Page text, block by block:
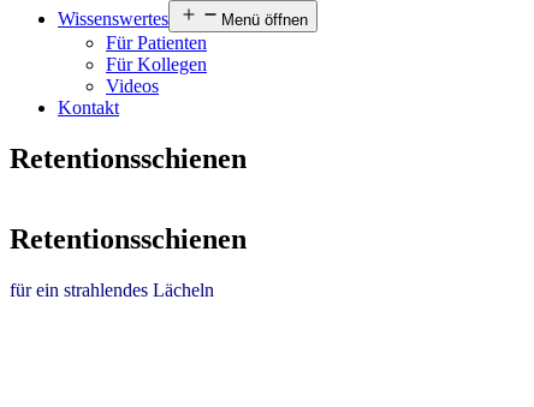
Wissenswertes
Menü öffnen
Für Patienten
Für Kollegen
Videos
Kontakt
Retentionsschienen
Retentionsschienen
für ein strahlendes Lächeln